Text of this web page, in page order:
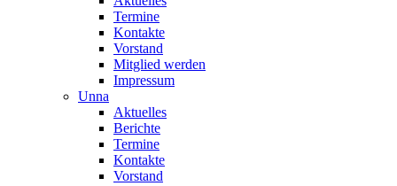
Termine
Kontakte
Vorstand
Mitglied werden
Impressum
Unna
Aktuelles
Berichte
Termine
Kontakte
Vorstand